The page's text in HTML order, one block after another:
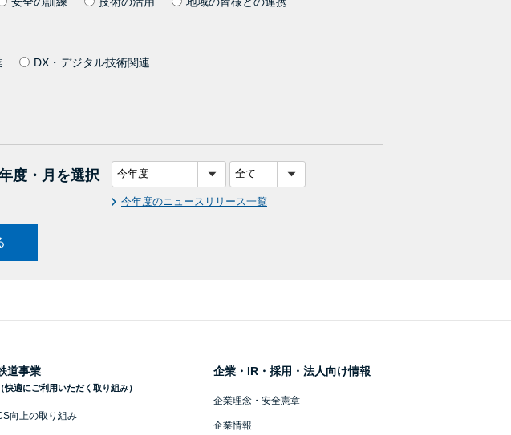
DX・デジタル技術関連
度・月を選択
今年度のニュースリリース一覧
道事業
（快適にご利用いただく取り組み）
向上の取り組み
企業・IR・採用・法人向け情報
企業理念・安全憲章
企業情報